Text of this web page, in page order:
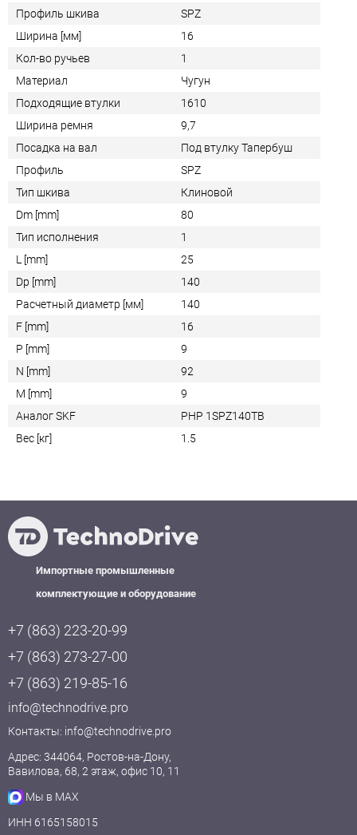
Профиль шкива
SPZ
Ширина [мм]
16
Кол-во ручьев
1
Материал
Чугун
Подходящие втулки
1610
Ширина ремня
9,7
Посадка на вал
Под втулку Тапербуш
Профиль
SPZ
Тип шкива
Клиновой
Dm [mm]
80
Тип исполнения
1
L [mm]
25
Dp [mm]
140
Расчетный диаметр [мм]
140
F [mm]
16
P [mm]
9
N [mm]
92
M [mm]
9
Аналог SKF
PHP 1SPZ140TB
Вес [кг]
1.5
Импортные промышленные
комплектующие и оборудование
+7 (863) 223-20-99
+7 (863) 273-27-00
+7 (863) 219-85-16
info@technodrive.pro
Контакты: info@technodrive.pro
Адрес: 344064, Ростов-на-Дону,
Вавилова, 68, 2 этаж, офис 10, 11
Мы в MAX
ИНН 6165158015